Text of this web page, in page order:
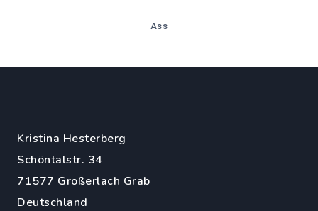
Ass
Kristina Hesterberg
Schöntalstr. 34
71577 Großerlach Grab
Deutschland